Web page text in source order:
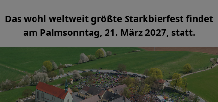
Das wohl weltweit größte Starkbierfest findet
am Palmsonntag, 21. März 2027, statt.